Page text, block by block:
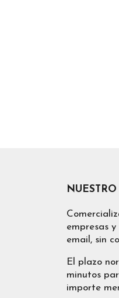
empresas
email, sin
El plazo
minutos
importe